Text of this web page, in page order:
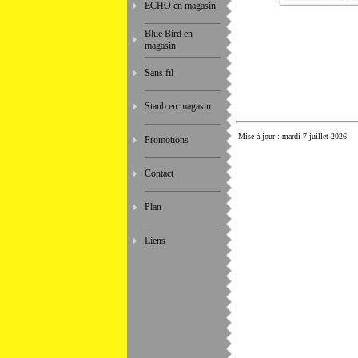
ECHO en magasin
Blue Bird en
magasin
Sans fil
Staub en magasin
Promotions
Contact
Plan
Liens
Mise à jour : mardi 7 juillet 2026